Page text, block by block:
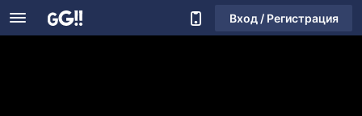
Вход / Регистрация